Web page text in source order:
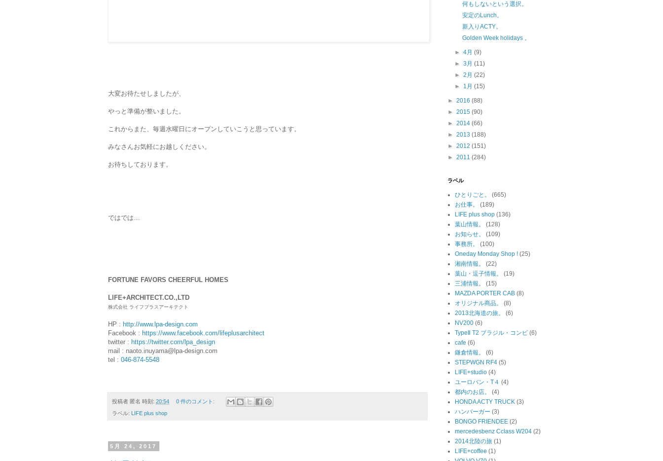
大変お待たせしましたが、
やっと準備が整いました。
これからまた、毎週水曜日にオープンしていこうと思っています。
みなさんお気軽にお越しください。
お待ちしております。
ではでは…
FORTUNE FAVORS CHEERFUL HOMES
LIFE+ARCHITECT.CO.,LTD
株式会社 ライフプラスアーキテクト
HP : http://www.lpa-design.com
Facebook : https://www.facebook.com/lifeplusarchitect
twitter : https://twitter.com/lpa_design
mail : naoto.inuyama@lpa-design.com
tel : 046-874-5548
投稿者 匿名 時刻: 20:54 0 件のコメント:
ラベル: LIFE plus shop
5月 24, 2017
何もしないという選択。
安定のLunch。
新入りACTY。
Golden Week holidays 。
►4月(9)
►3月(11)
►2月(22)
► 1月(15)
► 2016 (88)
► 2015 (90)
► 2014 (66)
► 2013 (188)
► 2012 (151)
► 2011 (284)
ラベル
ひとりごと。
(665)
お仕事。
(189)
LIFE plus shop (136)
葉山情報。
(128)
お知らせ。
(109)
事務所。
(100)
Oneday Monday Shop ! (25)
湘南情報。
(22)
葉山・逗子情報。
(19)
三浦情報。
(15)
MAZDA PORTER CAB (8)
オリジナル商品。
(8)
2013北海道の旅。
(6)
NV200 (6)
TypeⅡ T2 ブラジル・コンビ (6)
cafe (6)
鎌倉情報。
(6)
STEPWGN RF4 (5)
LIFE+studio (4)
ユーロバン・T４ (4)
都内のお店。
(4)
HONDA ACTY TRUCK (3)
ハンバーガー (3)
BONGO FRIENDEE (2)
mercedesbenz Cclass W204 (2)
2014北陸の旅 (1)
LIFE+coffee (1)